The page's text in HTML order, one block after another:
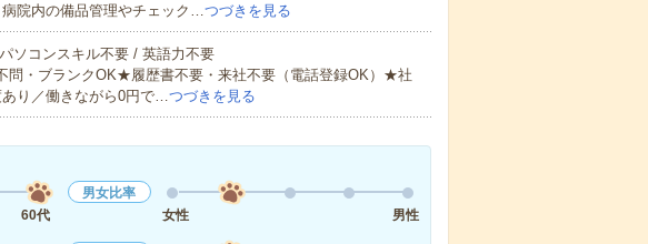
院内の備品管理やチェック…つづきを見る
ソコンスキル不要 / 英語力不要
問・ブランクOK★履歴書不要・来社不要（電話登録OK）★社
り／働きながら0円で…つづきを見る
60代
男女比率
女性
男性